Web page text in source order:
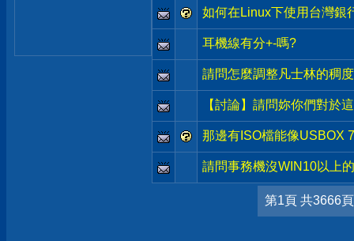
如何在Linux下使用台灣銀
耳機線有分+-嗎?
請問怎麼調整凡士林的稠度
【討論】請問妳你們對於
那邊有ISO檔能像USBOX
請問事務機沒WIN10以上
第1頁 共3666頁